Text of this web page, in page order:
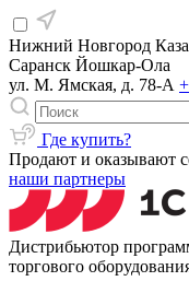
Нижний Новгород
Саранск Йошкар-Ола
ул. М. Ямская, д. 78-А
Где купить?
Продают и оказывают
наши партнеры
Дистрибьютор
торгового